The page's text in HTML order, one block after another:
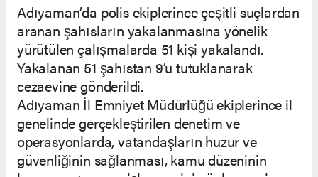
Adıyaman’da polis ekiplerince çeşitli suçlardan
aranan şahısların yakalanmasına yönelik
yürütülen çalışmalarda 51 kişi yakalandı.
Yakalanan 51 şahıstan 9’u tutuklanarak
cezaevine gönderildi.
Adıyaman İl Emniyet Müdürlüğü ekiplerince il
genelinde gerçekleştirilen denetim ve
operasyonlarda, vatandaşların huzur ve
güvenliğinin sağlanması, kamu düzeninin